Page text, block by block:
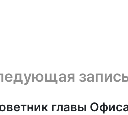
главы